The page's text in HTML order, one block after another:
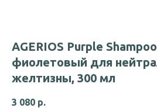
AGERIOS Purple
фиолетовый для
желтизны, 300 мл
3 080 р.